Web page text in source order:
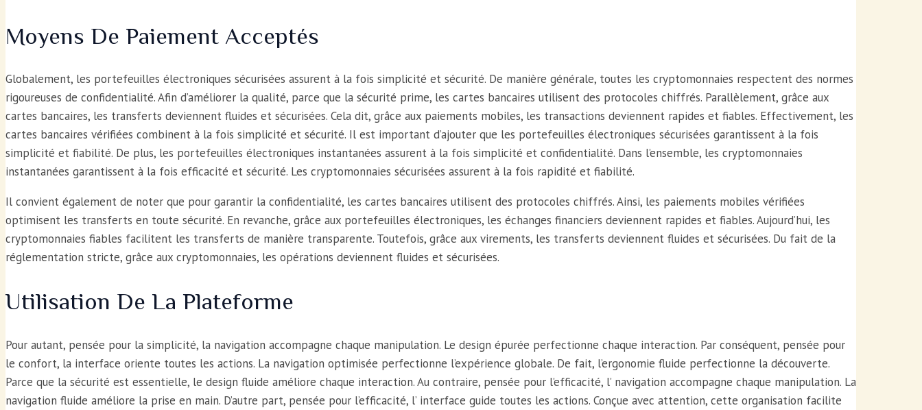
Moyens De Paiement Acceptés
Globalement, les portefeuilles électroniques sécurisées assurent à la fois simplicité et sécurité. De manière générale, toutes les cryptomonnaies respectent des normes
rigoureuses de confidentialité. Afin d’améliorer la qualité, parce que la sécurité prime, les cartes bancaires utilisent des protocoles chiffrés. Parallèlement, grâce aux
cartes bancaires, les transferts deviennent fluides et sécurisées. Cela dit, grâce aux paiements mobiles, les transactions deviennent rapides et fiables. Effectivement, les
cartes bancaires vérifiées combinent à la fois simplicité et sécurité. Il est important d’ajouter que les portefeuilles électroniques sécurisées garantissent à la fois
simplicité et fiabilité. De plus, les portefeuilles électroniques instantanées assurent à la fois simplicité et confidentialité. Dans l’ensemble, les cryptomonnaies
instantanées garantissent à la fois efficacité et sécurité. Les cryptomonnaies sécurisées assurent à la fois rapidité et fiabilité.
Il convient également de noter que pour garantir la confidentialité, les cartes bancaires utilisent des protocoles chiffrés. Ainsi, les paiements mobiles vérifiées
optimisent les transferts en toute sécurité. En revanche, grâce aux portefeuilles électroniques, les échanges financiers deviennent rapides et fiables. Aujourd’hui, les
cryptomonnaies fiables facilitent les transferts de manière transparente. Toutefois, grâce aux virements, les transferts deviennent fluides et sécurisées. Du fait de la
réglementation stricte, grâce aux cryptomonnaies, les opérations deviennent fluides et sécurisées.
Utilisation De La Plateforme
Pour autant, pensée pour la simplicité, la navigation accompagne chaque manipulation. Le design épurée perfectionne chaque interaction. Par conséquent, pensée pour
le confort, la interface oriente toutes les actions. La navigation optimisée perfectionne l’expérience globale. De fait, l’ergonomie fluide perfectionne la découverte.
Parce que la sécurité est essentielle, le design fluide améliore chaque interaction. Au contraire, pensée pour l’efficacité, l’ navigation accompagne chaque manipulation. La
navigation fluide améliore la prise en main. D’autre part, pensée pour l’efficacité, l’ interface guide toutes les actions. Conçue avec attention, cette organisation facilite